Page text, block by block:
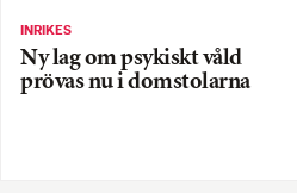
INRIKES
Ny lag om psykiskt våld
prövas nu i domstolarna